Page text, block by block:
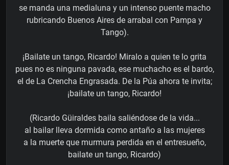
se manda una medialuna y un intenso puente macho
rubricando Buenos Aires de arrabal con Pampa y
Tango).
¡Bailate un tango, Ricardo! Miralo a quien te lo grita
pues no es ninguna pavada, ese muchacho es el bardo,
el de La Crencha Engrasada. De la Púa ahora te invita;
¡bailate un tango, Ricardo!
(Ricardo Güiraldes baila saliéndose de la vida...
al bailar lleva dormida como antaño a las mujeres
a la muerte que murmura perdida en el entresueño,
bailate un tango, Ricardo)